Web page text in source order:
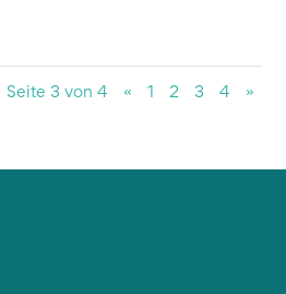
Seite 3 von 4 « 1 2 3 4 »